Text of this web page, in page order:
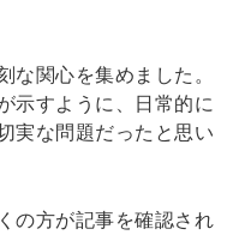
な関心を集めました。
示すように、日常的に
実な問題だったと思い
の方が記事を確認され